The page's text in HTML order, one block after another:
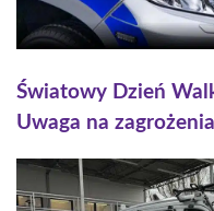
Światowy Dzień
Uwaga na zagrożenia